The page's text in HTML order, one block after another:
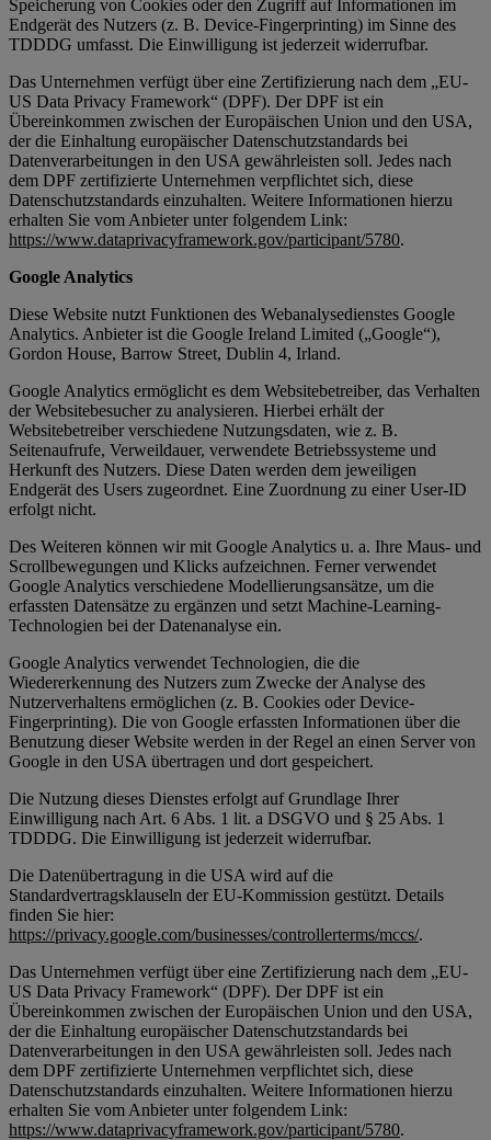
Speicherung von Cookies oder den Zugriff auf Informationen im
Endgerät des Nutzers (z. B. Device-Fingerprinting) im Sinne des
TDDDG umfasst. Die Einwilligung ist jederzeit widerrufbar.
Das Unternehmen verfügt über eine Zertifizierung nach dem „EU-
US Data Privacy Framework“ (DPF). Der DPF ist ein
Übereinkommen zwischen der Europäischen Union und den USA,
der die Einhaltung europäischer Datenschutzstandards bei
Datenverarbeitungen in den USA gewährleisten soll. Jedes nach
dem DPF zertifizierte Unternehmen verpflichtet sich, diese
Datenschutzstandards einzuhalten. Weitere Informationen hierzu
erhalten Sie vom Anbieter unter folgendem Link:
https://www.dataprivacyframework.gov/participant/5780.
Google Analytics
Diese Website nutzt Funktionen des Webanalysedienstes Google
Analytics. Anbieter ist die Google Ireland Limited („Google“),
Gordon House, Barrow Street, Dublin 4, Irland.
Google Analytics ermöglicht es dem Websitebetreiber, das Verhalten
der Websitebesucher zu analysieren. Hierbei erhält der
Websitebetreiber verschiedene Nutzungsdaten, wie z. B.
Seitenaufrufe, Verweildauer, verwendete Betriebssysteme und
Herkunft des Nutzers. Diese Daten werden dem jeweiligen
Endgerät des Users zugeordnet. Eine Zuordnung zu einer User-ID
erfolgt nicht.
Des Weiteren können wir mit Google Analytics u. a. Ihre Maus- und
Scrollbewegungen und Klicks aufzeichnen. Ferner verwendet
Google Analytics verschiedene Modellierungsansätze, um die
erfassten Datensätze zu ergänzen und setzt Machine-Learning-
Technologien bei der Datenanalyse ein.
Google Analytics verwendet Technologien, die die
Wiedererkennung des Nutzers zum Zwecke der Analyse des
Nutzerverhaltens ermöglichen (z. B. Cookies oder Device-
Fingerprinting). Die von Google erfassten Informationen über die
Benutzung dieser Website werden in der Regel an einen Server von
Google in den USA übertragen und dort gespeichert.
Die Nutzung dieses Dienstes erfolgt auf Grundlage Ihrer
Einwilligung nach Art. 6 Abs. 1 lit. a DSGVO und § 25 Abs. 1
TDDDG. Die Einwilligung ist jederzeit widerrufbar.
Die Datenübertragung in die USA wird auf die
Standardvertragsklauseln der EU-Kommission gestützt. Details
finden Sie hier:
https://privacy.google.com/businesses/controllerterms/mccs/.
Das Unternehmen verfügt über eine Zertifizierung nach dem „EU-
US Data Privacy Framework“ (DPF). Der DPF ist ein
Übereinkommen zwischen der Europäischen Union und den USA,
der die Einhaltung europäischer Datenschutzstandards bei
Datenverarbeitungen in den USA gewährleisten soll. Jedes nach
dem DPF zertifizierte Unternehmen verpflichtet sich, diese
Datenschutzstandards einzuhalten. Weitere Informationen hierzu
erhalten Sie vom Anbieter unter folgendem Link:
https://www.dataprivacyframework.gov/participant/5780.